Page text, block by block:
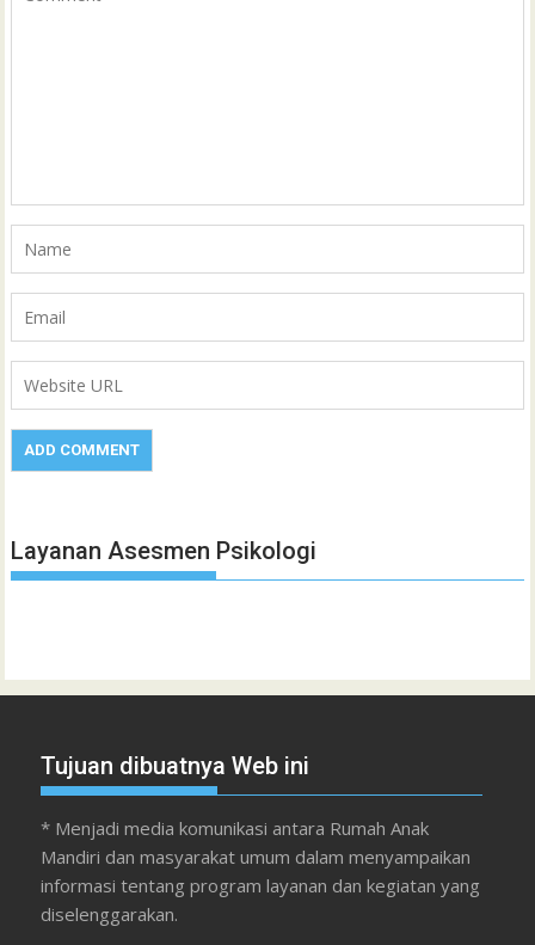
Layanan Asesmen Psikologi
Tujuan dibuatnya Web ini
* Menjadi media komunikasi antara Rumah Anak
Mandiri dan masyarakat umum dalam menyampaikan
informasi tentang program layanan dan kegiatan yang
diselenggarakan.